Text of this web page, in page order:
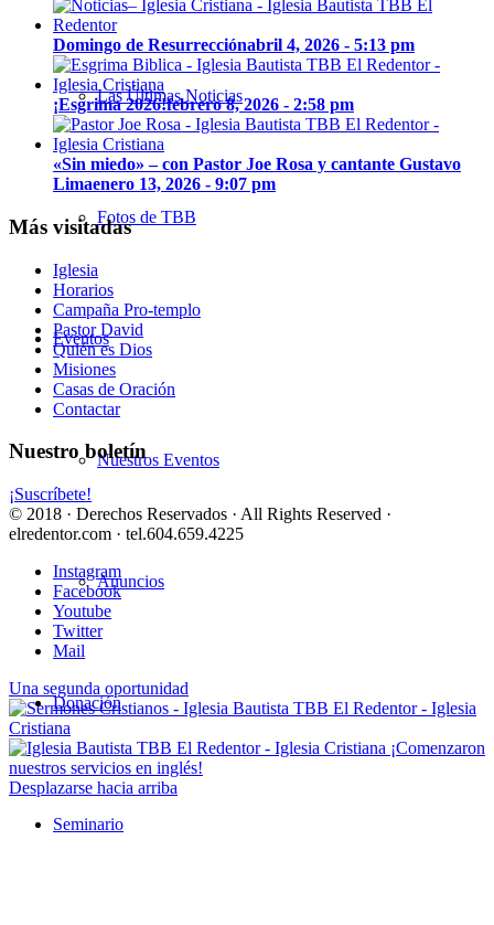
Las Últimas Noticias
Fotos de TBB
Eventos
Nuestros Eventos
Anuncios
Donación
Seminario
Domingo de Resurrecciónabril 4, 2026 - 5:13 pm
¡Esgrima 2026!febrero 8, 2026 - 2:58 pm
«Sin miedo» – con Pastor Joe Rosa y cantante Gustavo
Limaenero 13, 2026 - 9:07 pm
Más visitadas
Iglesia
Horarios
Campaña Pro-templo
Pastor David
Quién es Dios
Misiones
Casas de Oración
Contactar
Nuestro boletín
¡Suscríbete!
© 2018 · Derechos Reservados · All Rights Reserved ·
elredentor.com · tel.604.659.4225
Instagram
Facebook
Youtube
Twitter
Mail
Una segunda oportunidad
¡Comenzaron
nuestros servicios en inglés!
Desplazarse hacia arriba